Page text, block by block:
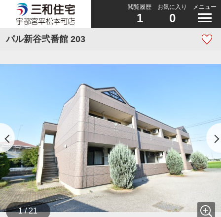
閲覧履歴
1
お気に入り
0
メニュー
パル新谷弐番館 203
1 / 21